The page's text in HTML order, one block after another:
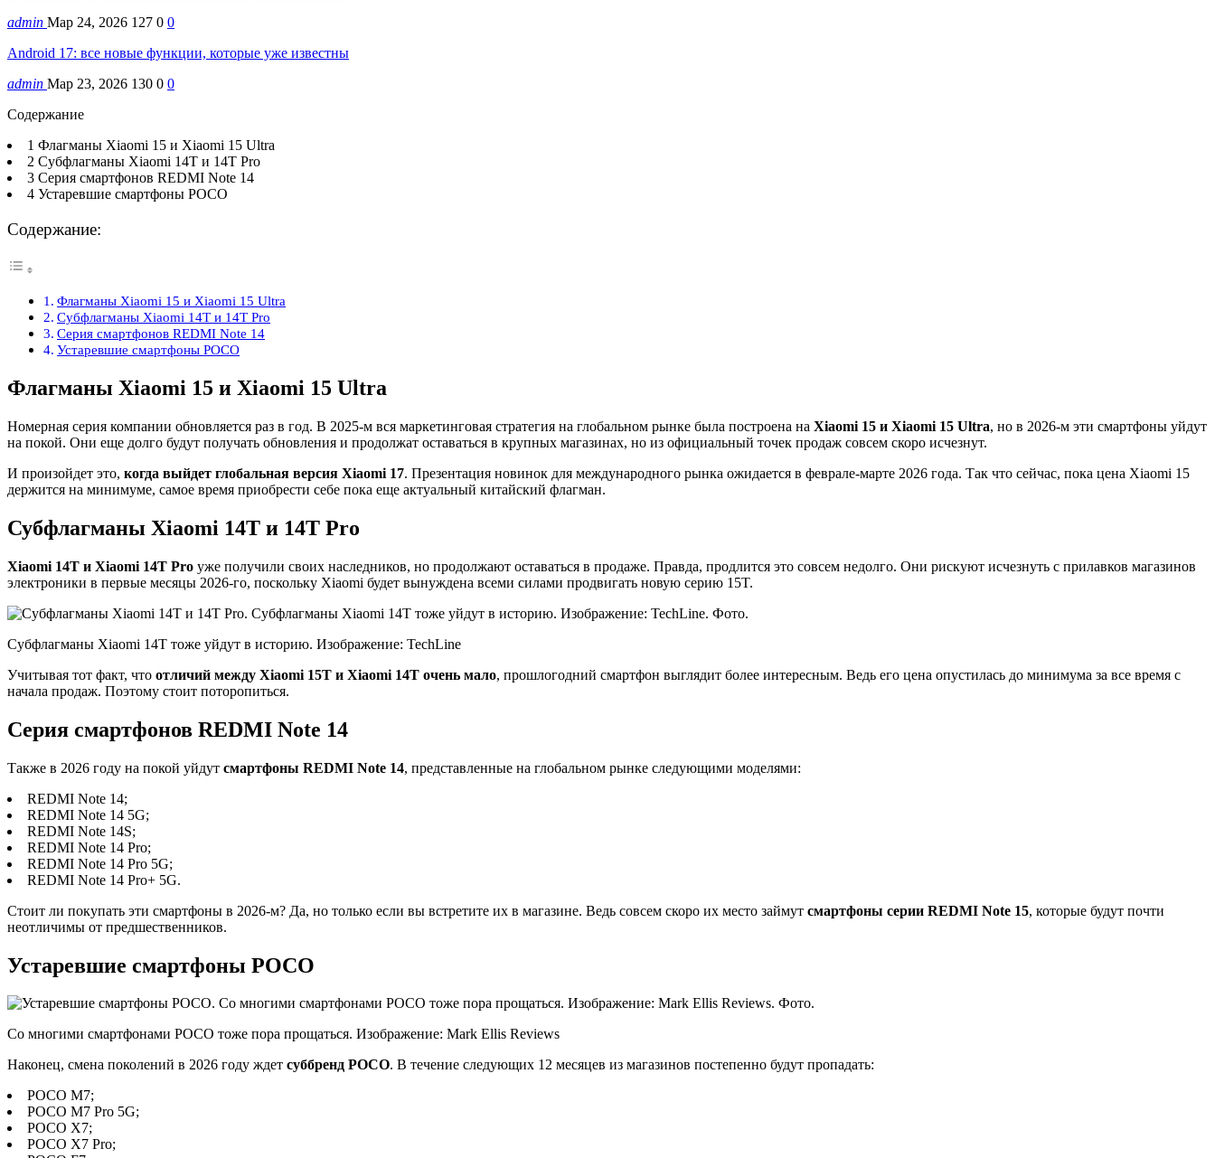
admin Мар 24, 2026 127 0 0
Android 17: все новые функции, которые уже известны
admin Мар 23, 2026 130 0 0
Содержание
1 Флагманы Xiaomi 15 и Xiaomi 15 Ultra
2 Субфлагманы Xiaomi 14T и 14T Pro
3 Серия смартфонов REDMI Note 14
4 Устаревшие смартфоны POCO
Содержание:
Флагманы Xiaomi 15 и Xiaomi 15 Ultra
Субфлагманы Xiaomi 14T и 14T Pro
Серия смартфонов REDMI Note 14
Устаревшие смартфоны POCO
Флагманы Xiaomi 15 и Xiaomi 15 Ultra
Номерная серия компании обновляется раз в год. В 2025-м вся маркетинговая стратегия на глобальном рынке была построена на Xiaomi 15 и Xiaomi 15 Ultra, но в 2026-м эти смартфоны уйдут
на покой. Они еще долго будут получать обновления и продолжат оставаться в крупных магазинах, но из официальный точек продаж совсем скоро исчезнут.
И произойдет это, когда выйдет глобальная версия Xiaomi 17. Презентация новинок для международного рынка ожидается в феврале-марте 2026 года. Так что сейчас, пока цена Xiaomi 15
держится на минимуме, самое время приобрести себе пока еще актуальный китайский флагман.
Субфлагманы Xiaomi 14T и 14T Pro
Xiaomi 14T и Xiaomi 14T Pro уже получили своих наследников, но продолжают оставаться в продаже. Правда, продлится это совсем недолго. Они рискуют исчезнуть с прилавков магазинов
электроники в первые месяцы 2026-го, поскольку Xiaomi будет вынуждена всеми силами продвигать новую серию 15T.
Субфлагманы Xiaomi 14T тоже уйдут в историю. Изображение: TechLine
Учитывая тот факт, что отличий между Xiaomi 15T и Xiaomi 14T очень мало, прошлогодний смартфон выглядит более интересным. Ведь его цена опустилась до минимума за все время с
начала продаж. Поэтому стоит поторопиться.
Серия смартфонов REDMI Note 14
Также в 2026 году на покой уйдут смартфоны REDMI Note 14, представленные на глобальном рынке следующими моделями:
REDMI Note 14;
REDMI Note 14 5G;
REDMI Note 14S;
REDMI Note 14 Pro;
REDMI Note 14 Pro 5G;
REDMI Note 14 Pro+ 5G.
Стоит ли покупать эти смартфоны в 2026-м? Да, но только если вы встретите их в магазине. Ведь совсем скоро их место займут смартфоны серии REDMI Note 15, которые будут почти
неотличимы от предшественников.
Устаревшие смартфоны POCO
Со многими смартфонами POCO тоже пора прощаться. Изображение: Mark Ellis Reviews
Наконец, смена поколений в 2026 году ждет суббренд POCO. В течение следующих 12 месяцев из магазинов постепенно будут пропадать:
POCO M7;
POCO M7 Pro 5G;
POCO X7;
POCO X7 Pro;